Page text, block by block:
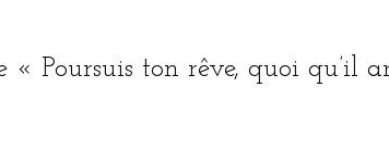
« Poursuis ton rêve, quoi qu’il